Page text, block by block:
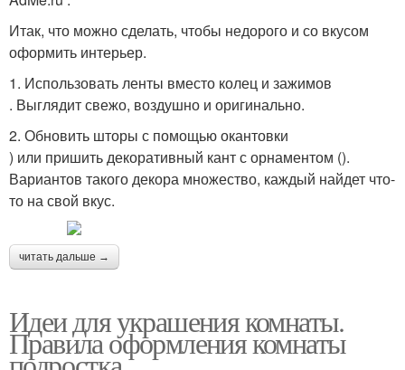
Итак, что можно сделать, чтобы недорого и со вкусом
оформить интерьер.
1. Использовать ленты вместо колец и зажимов
. Выглядит свежо, воздушно и оригинально.
2. Обновить шторы с помощью окантовки
) или пришить декоративный кант с орнаментом ().
Вариантов такого декора множество, каждый найдет что-
то на свой вкус.
читать дальше →
Идеи для украшения комнаты.
Правила оформления комнаты